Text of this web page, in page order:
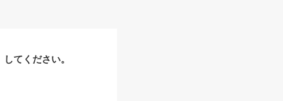
してください。